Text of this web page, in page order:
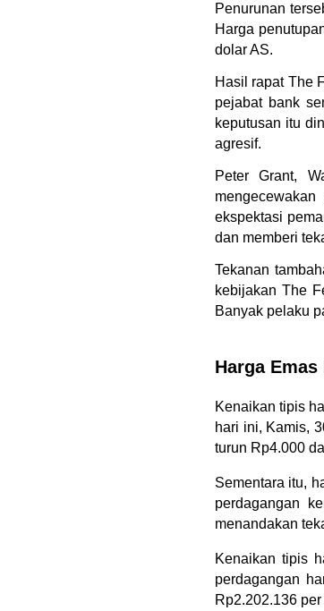
Penurunan
Harga
dolar AS.
Hasil rapat The
pejabat bank
keputusan itu
agresif.
Peter Grant,
ekspektasi
dan memberi
Tekanan
kebijakan The
Banyak pelaku
Harga
Kenaikan tipis
hari ini, Kamis,
turun Rp4.000
Sementara itu,
perdagangan
menandakan
Kenaikan tipis
perdagangan
Rp2.202.136